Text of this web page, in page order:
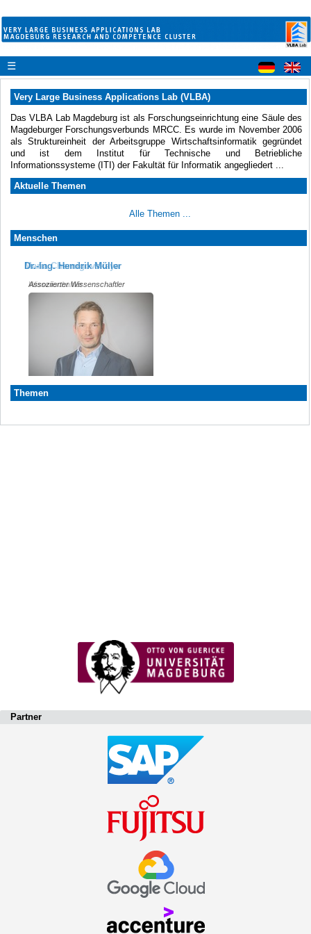
☰
Very Large Business Applications Lab (VLBA)
Das VLBA Lab Magdeburg ist als Forschungseinrichtung eine Säule des
Magdeburger Forschungsverbunds MRCC. Es wurde im November 2006
als Struktureinheit der Arbeitsgruppe Wirtschaftsinformatik gegründet
und ist dem Institut für Technische und Betriebliche
Informationssysteme (ITI) der Fakultät für Informatik angegliedert ...
Aktuelle Themen
Alle Themen ...
Menschen
Maria Chernigovskaya
Wissenschaftler
Dr.-Ing. Hendrik Müller
Assoziierter Wissenschaftler
Themen
Partner